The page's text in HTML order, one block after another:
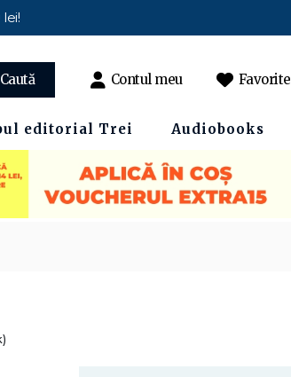
Caută Contul meu Favorite
editorial Trei Audiobooks